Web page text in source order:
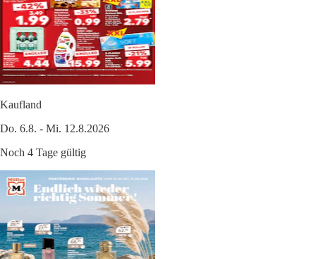
Kaufland
Do. 6.8. - Mi. 12.8.2026
Noch 4 Tage gültig